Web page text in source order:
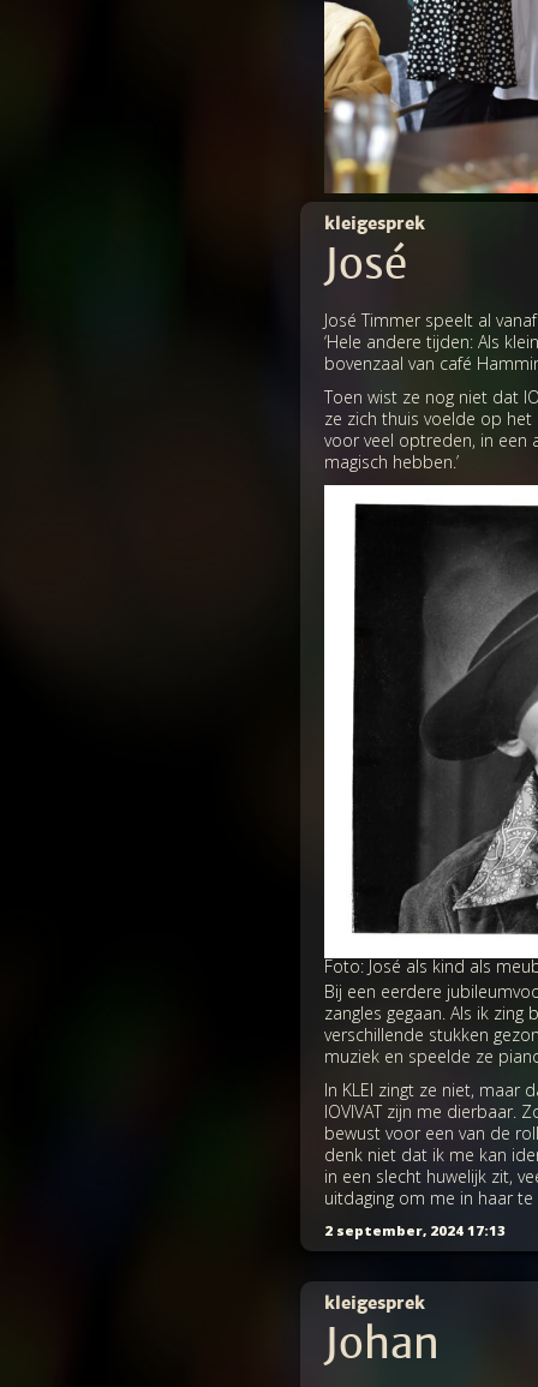
kleigesprek
José
José Timmer speelt al
‘Hele andere tijden: Als
bovenzaal van café
Toen wist ze nog niet dat
ze zich thuis voelde op het
voor veel optreden, in een
magisch hebben.’
Foto: José als kind als
Bij een eerdere
zangles gegaan. Als ik
verschillende stukken
muziek en speelde ze
In KLEI zingt ze niet, maar
IOVIVAT zijn me dierbaar.
bewust voor een van de
denk niet dat ik me kan
in een slecht huwelijk zit,
uitdaging om me in haar te
2 september, 2024 17:13
kleigesprek
Johan